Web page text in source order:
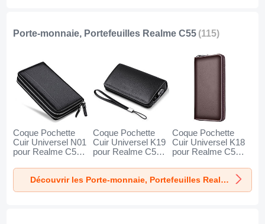
Porte-monnaie, Portefeuilles Realme C55 (115)
Coque Pochette
Cuir Universel N01
pour Realme C55
Coque Pochette
Cuir Universel K19
pour Realme C55
Coque Pochette
Cuir Universel K18
pour Realme C55
Découvrir les Porte-monnaie, Portefeuilles Realme C55